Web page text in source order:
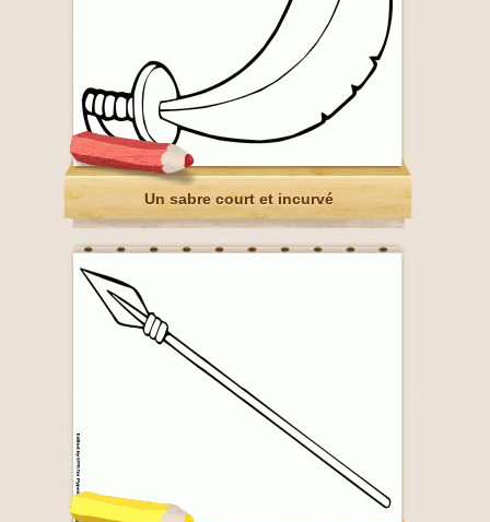
Un sabre court et incurvé